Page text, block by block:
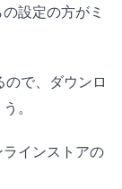
設定の方がミ
で、ダウンロ
。
インストアの